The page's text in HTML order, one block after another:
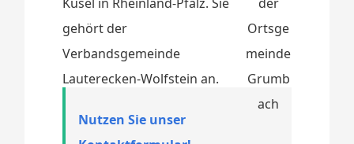
gehört der
Verbandsgemeinde
Lauterecken-Wolfstein an.
Nutzen Sie unser